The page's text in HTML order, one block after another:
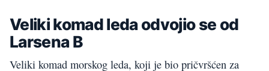
Veliki komad leda odvojio se od
Larsena B
Veliki komad morskog leda, koji je bio pričvršćen za